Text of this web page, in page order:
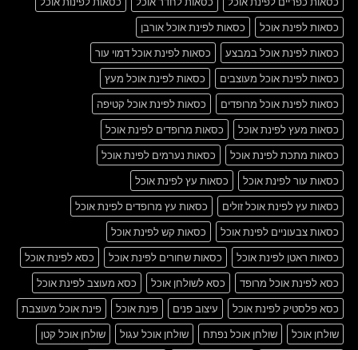
כסאות לפינת אוכל
כסאות לפינת אוכל אורבן
כסאות לפינת אוכל במבצע
כסאות לפינת אוכל דמוי עור
כסאות לפינת אוכל מעוצבים
כסאות לפינת אוכל מעץ
כסאות לפינת אוכל מרופדים
כסאות לפינת אוכל קטיפה
כסאות מעץ לפינת אוכל
כסאות מרופדים לפינת אוכל
כסאות מתכת לפינת אוכל
כסאות נערמים לפינת אוכל
כסאות עור לפינת אוכל
כסאות עץ לפינת אוכל
כסאות עץ לפינת אוכל זולים
כסאות עץ מרופדים לפינת אוכל
כסאות צבעוניים לפינת אוכל
כסאות קש לפינת אוכל
כסאות ראטן לפינת אוכל
כסאות שחורים לפינת אוכל
כסא לפינת אוכל
כסא לפינת אוכל מרופד
כסא לשולחן אוכל
כסא מעוצב לפינת אוכל
כסא פלסטיק לפינת אוכל
עיצוב פנים פינת אוכל
פינת אוכל מעוצבת
שולחן אוכל
שולחן אוכל נפתח שולחן אוכל עגול
שולחן אוכל קטן